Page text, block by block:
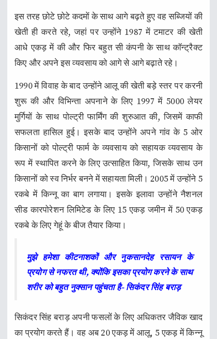
इस तरह छोटे छोटे कदमों के साथ आगे बढ़ते हुए वह सब्जियों की
खेती ही करते रहे, जहां पर उन्होंने 1987 में टमाटर की खेती
आधे एकड़ में की और फिर बहुत सी कंपनी के साथ कॉन्ट्रैक्ट
किए और अपने इस व्यवसाय को आगे से आगे बढ़ाते रहे।
1990 में विवाह के बाद उन्होंने आलू की खेती बड़े स्तर पर करनी
शुरू की और विभिन्ता अपनाने के लिए 1997 में 5000 लेयर
मुर्गियों के साथ पोल्ट्री फार्मिंग की शुरुआत की, जिसमें काफी
सफलता हासिल हुई। इसके बाद उन्होंने अपने गांव के 5 ओर
किसानों को पोल्ट्री फार्म के व्यवसाय को सहायक व्यवसाय के
रूप में स्थापित करने के लिए उत्साहित किया, जिसके साथ उन
किसानों को स्व निर्भर बनने में सहायता मिली। 2005 में उन्होंने 5
रकबे में किन्नू का बाग लगाया। इसके इलावा उन्होंने नैशनल
सीड कारपोरेशन लिमिटेड के लिए 15 एकड़ जमीन में 50 एकड़
रकबे के लिए गेहूं के बीज तैयार किया।
मुझे हमेशा कीटनाशकों और नुकसानदेह रसायन के
प्रयोग से नफरत थी, क्योंकि इसका प्रयोग करने के साथ
शरीर को बहुत नुक्सान पहुंचता है- सिकंदर सिंह बराड़
सिकंदर सिंह बराड़ अपनी फसलों के लिए अधिकतर जैविक खाद
का प्रयोग करते हैं। वह अब 20 एकड़ में आलू, 5 एकड़ में किन्नू